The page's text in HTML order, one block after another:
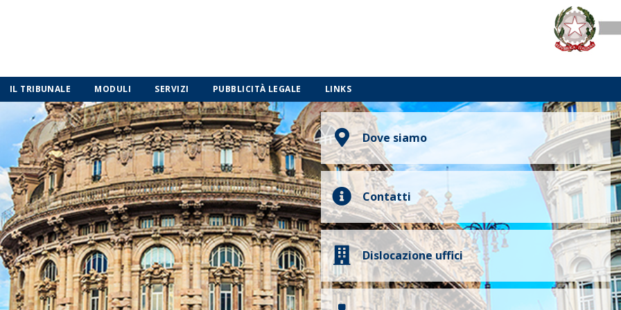
IL TRIBUNALE MODULI SERVIZI PUBBLICITÀ LEGALE LINKS
Dove siamo
Contatti
Dislocazione uffici